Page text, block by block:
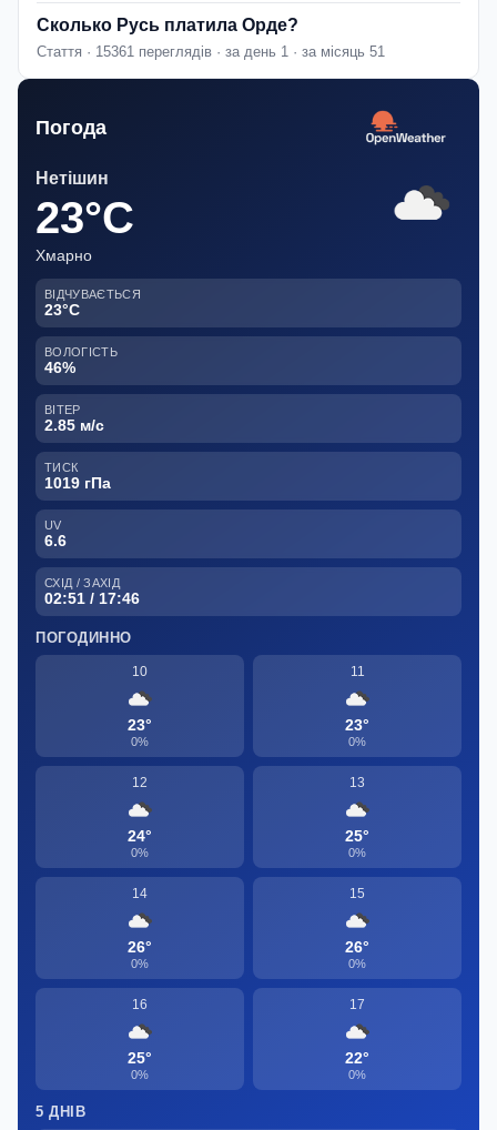
Сколько Русь платила Орде?
Стаття · 15361 переглядів · за день 1 · за місяць 51
Погода
Нетішин
23°C
Хмарно
ВІДЧУВАЄТЬСЯ
23°C
ВОЛОГІСТЬ
46%
ВІТЕР
2.85 м/с
ТИСК
1019 гПа
UV
6.6
СХІД / ЗАХІД
02:51 / 17:46
ПОГОДИННО
10
23°
0%
11
23°
0%
12
24°
0%
13
25°
0%
14
26°
0%
15
26°
0%
16
25°
0%
17
22°
0%
5 ДНІВ